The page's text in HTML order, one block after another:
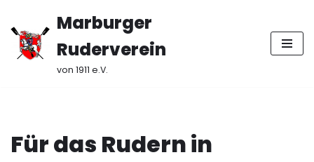
Zum
Inhalt
Marburger
Ruderverein
von 1911 e.V.
Für das Rudern in